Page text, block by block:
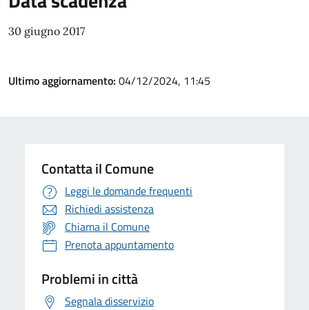
30 giugno 2017
Ultimo aggiornamento: 04/12/2024, 11:45
Contatta il Comune
Leggi le domande frequenti
Richiedi assistenza
Chiama il Comune
Prenota appuntamento
Problemi in città
Segnala disservizio